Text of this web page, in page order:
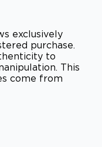
exclusively
purchase.
to
This
come from